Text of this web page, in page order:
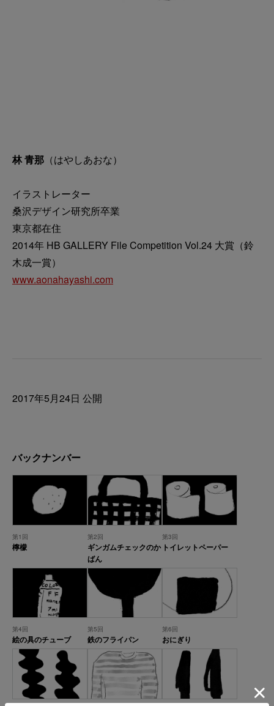
林 青那 （はやしあおな）
イラストレーター
桑沢デザイン研究所卒業
東京都在住
2014年 HB GALLERY File Competition Vol.24 大賞（鈴
木成一賞）
www.aonahayashi.com
2017年5月24日 公開
バックナンバー
第1回
檸檬
第2回
ギンガムチェックのか
ばん
第3回
トイレットペーパー
第4回
絵の具のチューブ
第5回
鉄のフライパン
第6回
おにぎり